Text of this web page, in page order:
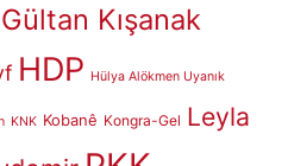
Gültan Kışanak
HDP Hülya Alökmen Uyanık
KNK Kobanê Kongra-Gel Leyla